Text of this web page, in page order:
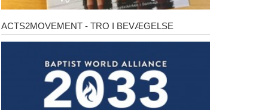
Acts2Movement
ACTS2MOVEMENT - TRO I BEVÆGELSE